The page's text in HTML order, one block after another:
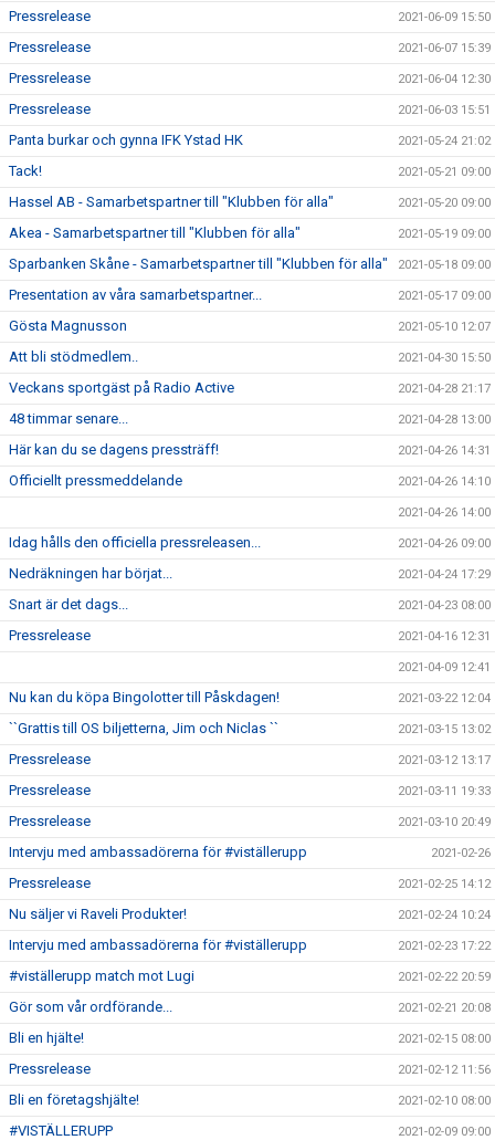
Pressrelease 2021-06-09 15:50
Pressrelease 2021-06-07 15:39
Pressrelease 2021-06-04 12:30
Pressrelease 2021-06-03 15:51
Panta burkar och gynna IFK Ystad HK 2021-05-24 21:02
Tack! 2021-05-21 09:00
Hassel AB - Samarbetspartner till "Klubben för alla" 2021-05-20 09:00
Akea - Samarbetspartner till "Klubben för alla" 2021-05-19 09:00
Sparbanken Skåne - Samarbetspartner till "Klubben för alla" 2021-05-18 09:00
Presentation av våra samarbetspartner... 2021-05-17 09:00
Gösta Magnusson 2021-05-10 12:07
Att bli stödmedlem.. 2021-04-30 15:50
Veckans sportgäst på Radio Active 2021-04-28 21:17
48 timmar senare... 2021-04-28 13:00
Här kan du se dagens pressträff! 2021-04-26 14:31
Officiellt pressmeddelande 2021-04-26 14:10
2021-04-26 14:00
Idag hålls den officiella pressreleasen... 2021-04-26 09:00
Nedräkningen har börjat... 2021-04-24 17:29
Snart är det dags... 2021-04-23 08:00
Pressrelease 2021-04-16 12:31
2021-04-09 12:41
Nu kan du köpa Bingolotter till Påskdagen! 2021-03-22 12:04
``Grattis till OS biljetterna, Jim och Niclas `` 2021-03-15 13:02
Pressrelease 2021-03-12 13:17
Pressrelease 2021-03-11 19:33
Pressrelease 2021-03-10 20:49
Intervju med ambassadörerna för #viställerupp 2021-02-26
Pressrelease 2021-02-25 14:12
Nu säljer vi Raveli Produkter! 2021-02-24 10:24
Intervju med ambassadörerna för #viställerupp 2021-02-23 17:22
#viställerupp match mot Lugi 2021-02-22 20:59
Gör som vår ordförande... 2021-02-21 20:08
Bli en hjälte! 2021-02-15 08:00
Pressrelease 2021-02-12 11:56
Bli en företagshjälte! 2021-02-10 08:00
#VISTÄLLERUPP 2021-02-09 09:00